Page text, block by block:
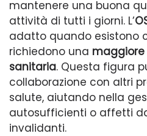
mantenere una buona
attività di tutti i giorni. L’
adatto quando esistono
richiedono una maggiore
sanitaria. Questa figura
collaborazione con altri
salute, aiutando nella
autosufficienti o affetti
invalidanti.